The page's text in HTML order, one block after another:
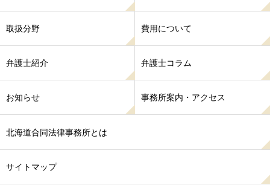
取扱分野 費用について
弁護士紹介 弁護士コラム
お知らせ 事務所案内・アクセス
北海道合同法律事務所とは
サイトマップ